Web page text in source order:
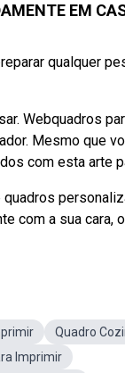
EM
qualquer
Webquadros
Mesmo que
com esta arte
quadros
com a sua cara,
Quadro
Imprimir